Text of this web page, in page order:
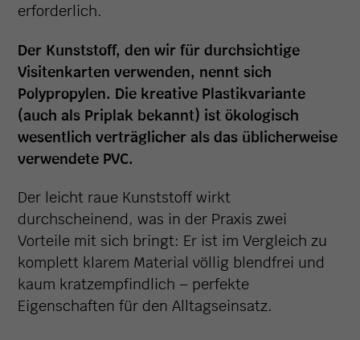
erforderlich.
Der Kunststoff, den wir für durchsichtige
Visitenkarten verwenden, nennt sich
Polypropylen. Die kreative Plastikvariante
(auch als Priplak bekannt) ist ökologisch
wesentlich verträglicher als das üblicherweise
verwendete PVC.
Der leicht raue Kunststoff wirkt
durchscheinend, was in der Praxis zwei
Vorteile mit sich bringt: Er ist im Vergleich zu
komplett klarem Material völlig blendfrei und
kaum kratzempfindlich – perfekte
Eigenschaften für den Alltagseinsatz.